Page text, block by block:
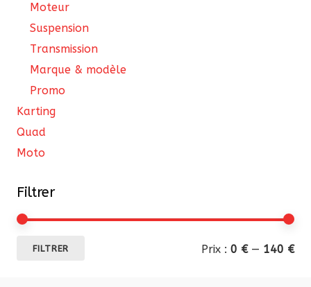
Moteur
Suspension
Transmission
Marque & modèle
Promo
Karting
Quad
Moto
Filtrer
FILTRER Prix : 0 €— 140 €